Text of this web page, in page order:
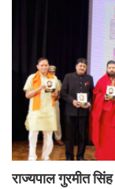
राज्यपाल गुरमीत